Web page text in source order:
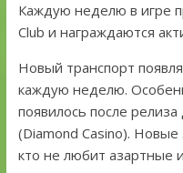
Каждую неделю в игре
Club и награждаются
Новый транспорт
каждую неделю.
появилось после
(Diamond Casino).
кто не любит азартные